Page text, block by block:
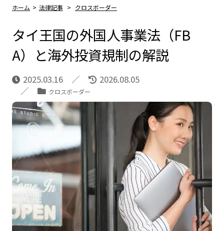
ホーム > 法律記事 > クロスボーダー
タイ王国の外国人事業法（FB
A）と海外投資規制の解説
2025.03.16 2026.08.05
クロスボーダー